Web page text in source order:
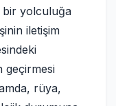
bir yolculuğa
iletişim
geçirmesi
rüya,